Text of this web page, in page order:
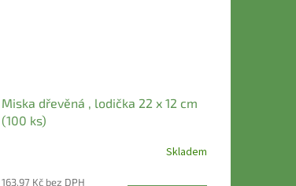
Miska dřevěná , lodička 22 x 12 cm
(100 ks)
Skladem
163,97 Kč bez DPH